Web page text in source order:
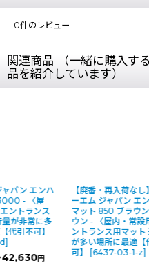
0件のレビュー
関連商品 （一緒に購入す
品を紹介しています）
ジャパン エンハ
3000 - 〈屋
〉エントランス
行量が非常に多
適【代引不可】
d
～42,630
【廃番・再入荷
ーエム ジャパン
マット 850 ブラ
ウン - 〈屋内・常
ントランス用マ
が多い場所に最
可】 [6437-03-1-